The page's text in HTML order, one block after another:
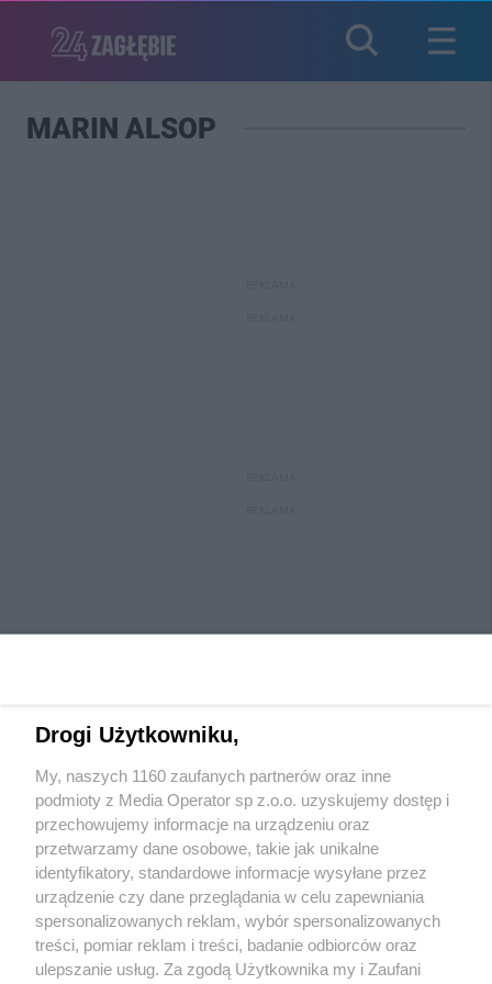
MARIN ALSOP
Wydawca mediówlokalnych
Nie zapomnij
zapoznać się z:
polityką prywatności
Twojemiasto Skontaktuj się z nami
Drogi Użytkowniku,
My, naszych 1160 zaufanych partnerów oraz inne
podmioty z Media Operator sp z.o.o. uzyskujemy dostęp i
przechowujemy informacje na urządzeniu oraz
przetwarzamy dane osobowe, takie jak unikalne
identyfikatory, standardowe informacje wysyłane przez
urządzenie czy dane przeglądania w celu zapewniania
spersonalizowanych reklam, wybór spersonalizowanych
treści, pomiar reklam i treści, badanie odbiorców oraz
ulepszanie usług. Za zgodą Użytkownika my i Zaufani